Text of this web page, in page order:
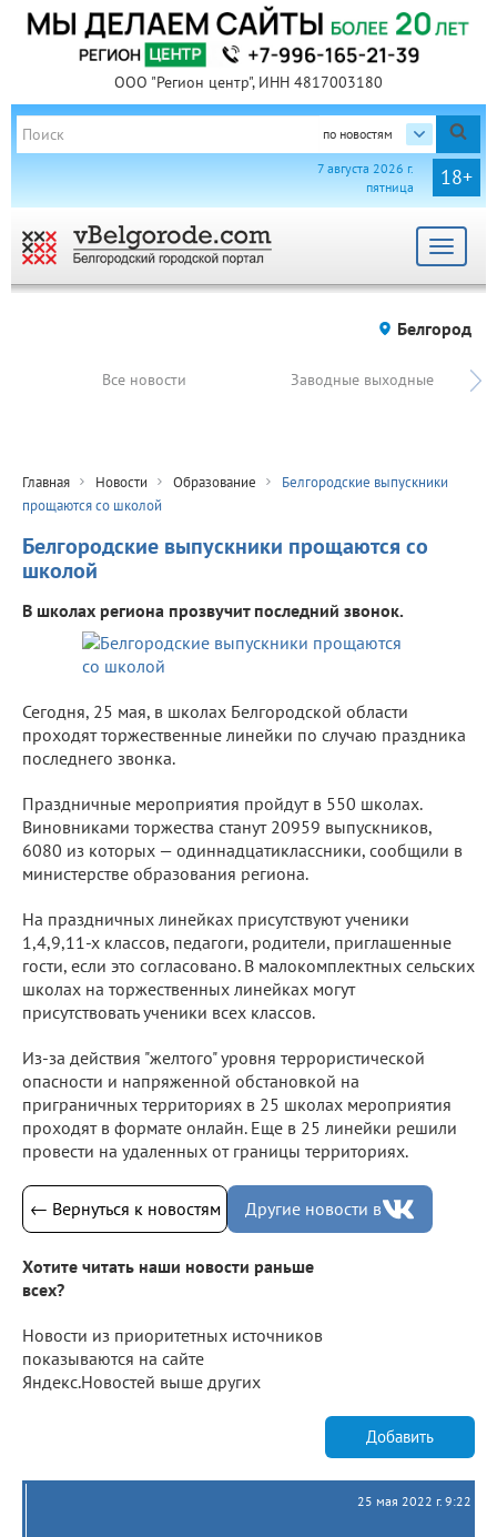
ООО "Регион центр", ИНН 4817003180
по новостям
18+
7 августа 2026 г.
пятница
Toggle
Белгород
Все новости Заводные выходные
Главная Новости Образование
Белгородские выпускники
прощаются со школой
Белгородские выпускники прощаются со
школой
В школах региона прозвучит последний звонок.
Сегодня, 25 мая, в школах Белгородской области
проходят торжественные линейки по случаю праздника
последнего звонка.
Праздничные мероприятия пройдут в 550 школах.
Виновниками торжества станут 20959 выпускников,
6080 из которых — одиннадцатиклассники, сообщили в
министерстве образования региона.
На праздничных линейках присутствуют ученики
1,4,9,11-х классов, педагоги, родители, приглашенные
гости, если это согласовано. В малокомплектных сельских
школах на торжественных линейках могут
присутствовать ученики всех классов.
Из-за действия "желтого" уровня террористической
опасности и напряженной обстановкой на
приграничных территориях в 25 школах мероприятия
проходят в формате онлайн. Еще в 25 линейки решили
провести на удаленных от границы территориях.
← Вернуться к новостям Другие новости в
Хотите читать наши новости раньше
всех?
Новости из приоритетных источников
показываются на сайте
Яндекс.Новостей выше других
Добавить
25 мая 2022 г. 9:22